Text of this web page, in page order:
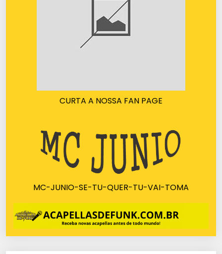
CURTA A NOSSA FAN PAGE
MC-JUNIO-SE-TU-QUER-TU-VAI-TOMA